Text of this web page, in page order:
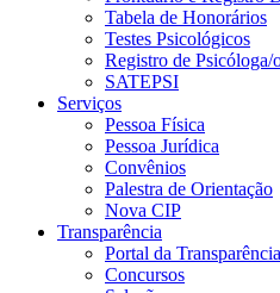
Tabela de Honorários
Testes Psicológicos
Registro de Psicóloga/
SATEPSI
Serviços
Pessoa Física
Pessoa Jurídica
Convênios
Palestra de Orientação
Nova CIP
Transparência
Portal da Transparência
Concursos